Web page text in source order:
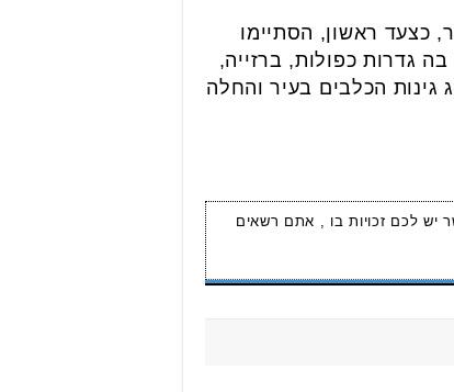
כצעד ראשון, הסתיימו
גדרות כפולות, ברזייה,
הכלבים בעיר והחלה
יש לכם זכויות בו , אתם רשאים